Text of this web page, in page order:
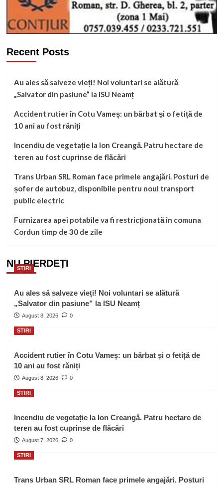
Recent Posts
Au ales să salveze vieți! Noi voluntari se alătură
„Salvator din pasiune” la ISU Neamț
Accident rutier în Cotu Vameș: un bărbat și o fetiță de
10 ani au fost răniți
Incendiu de vegetație la Ion Creangă. Patru hectare de
teren au fost cuprinse de flăcări
Trans Urban SRL Roman face primele angajări. Posturi de
șofer de autobuz, disponibile pentru noul transport
public electric
Furnizarea apei potabile va fi restricționată în comuna
Cordun timp de 30 de zile
NU PIERDEȚI
STIRI
Au ales să salveze vieți! Noi voluntari se alătură
„Salvator din pasiune” la ISU Neamț
August 8, 2026 0
STIRI
Accident rutier în Cotu Vameș: un bărbat și o fetiță de
10 ani au fost răniți
August 8, 2026 0
STIRI
Incendiu de vegetație la Ion Creangă. Patru hectare de
teren au fost cuprinse de flăcări
August 7, 2026 0
STIRI
Trans Urban SRL Roman face primele angajări. Posturi